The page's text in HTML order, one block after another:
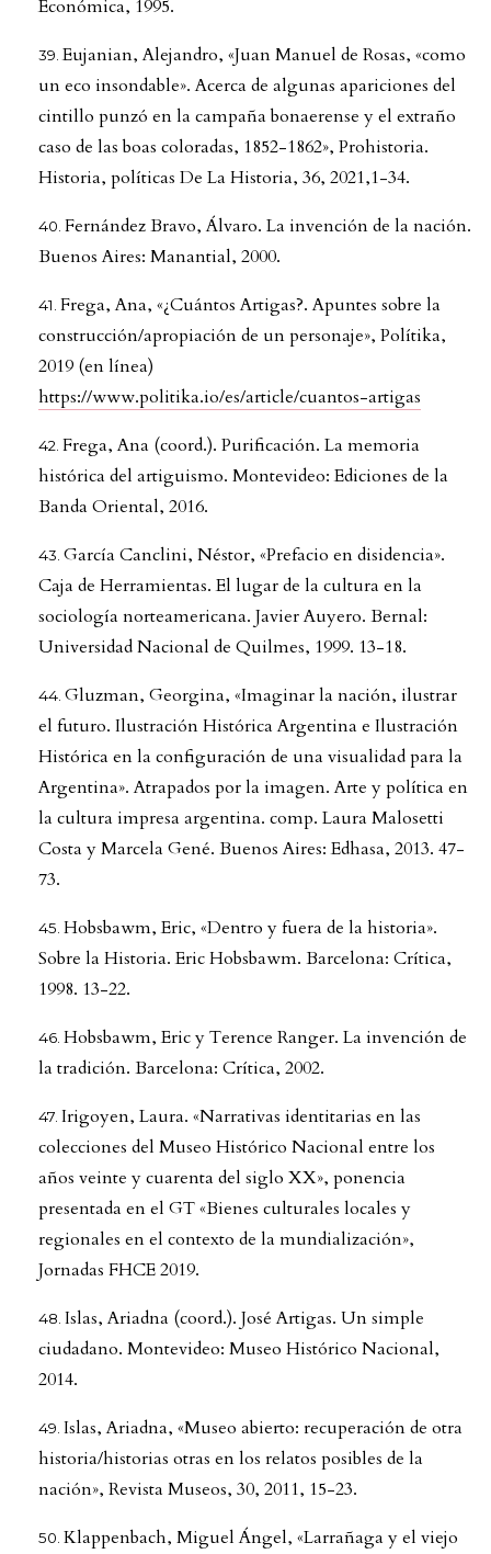
Económica, 1995.
Eujanian, Alejandro, «Juan Manuel de Rosas, «como
un eco insondable». Acerca de algunas apariciones del
cintillo punzó en la campaña bonaerense y el extraño
caso de las boas coloradas, 1852-1862», Prohistoria.
Historia, políticas De La Historia, 36, 2021,1-34.
Fernández Bravo, Álvaro. La invención de la nación.
Buenos Aires: Manantial, 2000.
Frega, Ana, «¿Cuántos Artigas?. Apuntes sobre la
construcción/apropiación de un personaje», Polítika,
2019 (en línea)
https://www.politika.io/es/article/cuantos-artigas
Frega, Ana (coord.). Purificación. La memoria
histórica del artiguismo. Montevideo: Ediciones de la
Banda Oriental, 2016.
García Canclini, Néstor, «Prefacio en disidencia».
Caja de Herramientas. El lugar de la cultura en la
sociología norteamericana. Javier Auyero. Bernal:
Universidad Nacional de Quilmes, 1999. 13-18.
Gluzman, Georgina, «Imaginar la nación, ilustrar
el futuro. Ilustración Histórica Argentina e Ilustración
Histórica en la configuración de una visualidad para la
Argentina». Atrapados por la imagen. Arte y política en
la cultura impresa argentina. comp. Laura Malosetti
Costa y Marcela Gené. Buenos Aires: Edhasa, 2013. 47-
73.
Hobsbawm, Eric, «Dentro y fuera de la historia».
Sobre la Historia. Eric Hobsbawm. Barcelona: Crítica,
1998. 13-22.
Hobsbawm, Eric y Terence Ranger. La invención de
la tradición. Barcelona: Crítica, 2002.
Irigoyen, Laura. «Narrativas identitarias en las
colecciones del Museo Histórico Nacional entre los
años veinte y cuarenta del siglo XX», ponencia
presentada en el GT «Bienes culturales locales y
regionales en el contexto de la mundialización»,
Jornadas FHCE 2019.
Islas, Ariadna (coord.). José Artigas. Un simple
ciudadano. Montevideo: Museo Histórico Nacional,
2014.
Islas, Ariadna, «Museo abierto: recuperación de otra
historia/historias otras en los relatos posibles de la
nación», Revista Museos, 30, 2011, 15-23.
Klappenbach, Miguel Ángel, «Larrañaga y el viejo